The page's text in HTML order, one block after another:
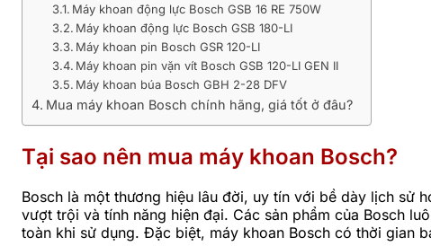
Máy khoan động lực Bosch GSB 16 RE 750W
Máy khoan động lực Bosch GSB 180-LI
Máy khoan pin Bosch GSR 120-LI
Máy khoan pin vặn vít Bosch GSB 120-LI GEN II
Máy khoan búa Bosch GBH 2-28 DFV
Mua máy khoan Bosch chính hãng, giá tốt ở đâu?
Tại sao nên mua máy khoan Bosch?
Bosch là một thương hiệu lâu đời, uy tín với bề dày lịch sử
vượt trội và tính năng hiện đại. Các sản phẩm của Bosch
toàn khi sử dụng. Đặc biệt, máy khoan Bosch có thời gian